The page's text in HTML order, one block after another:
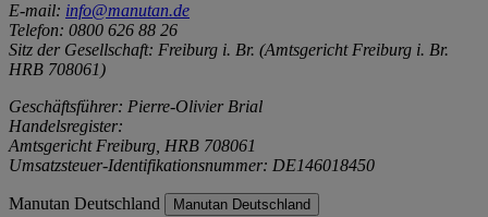
E-mail: info@manutan.de
Telefon: 0800 626 88 26
Sitz der Gesellschaft: Freiburg i. Br. (Amtsgericht Freiburg i. Br.
HRB 708061)
Geschäftsführer: Pierre-Olivier Brial
Handelsregister:
Amtsgericht Freiburg, HRB 708061
Umsatzsteuer-Identifikationsnummer: DE146018450
Manutan Deutschland Manutan Deutschland